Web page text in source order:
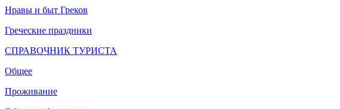
Нравы и быт Греков
Греческие праздники
СПРАВОЧНИК ТУРИСТА
Общее
Проживание